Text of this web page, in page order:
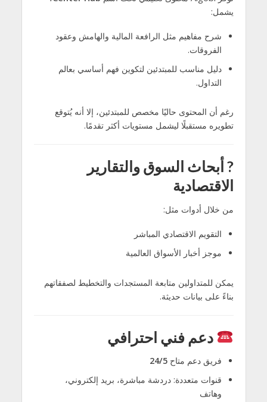
يشمل:
شرح مفاهيم مثل الرافعة المالية والهامش وعقود
الفروقات.
دليل مناسب للمبتدئين لتكوين فهم أساسي بعالم
التداول.
رغم أن المحتوى حاليًا مخصص للمبتدئين، إلا أنه يُتوقع
تطويره مستقبلًا ليشمل مستويات أكثر تقدمًا.
? أبحاث السوق والتقارير
الاقتصادية
من خلال أدوات مثل:
التقويم الاقتصادي المباشر
موجز أخبار الأسواق العالمية
يمكن للمتداولين متابعة المستجدات والتخطيط لصفقاتهم
بناءً على بيانات حديثة.
دعم فني احترافي
فريق دعم متاح24/5
قنوات متعددة: دردشة مباشرة، بريد إلكتروني،
وهاتف